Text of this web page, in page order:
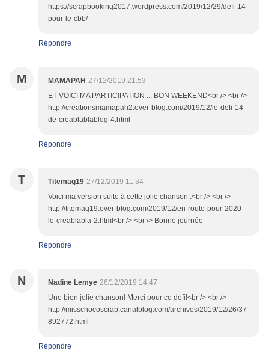
https://scrapbooking2017.wordpress.com/2019/12/29/defi-14-
pour-le-cbb/
Répondre
M MAMAPAH 27/12/2019 21:53
ET VOICI MA PARTICIPATION ... BON WEEKEND<br /> <br />
http://creationsmamapah2.over-blog.com/2019/12/le-defi-14-
de-creablablablog-4.html
Répondre
T Titemag19 27/12/2019 11:34
Voici ma version suite à cette jolie chanson :<br /> <br />
http://titemag19.over-blog.com/2019/12/en-route-pour-2020-
le-creablabla-2.html<br /> <br /> Bonne journée
Répondre
N Nadine Lemye 26/12/2019 14:47
Une bien jolie chanson! Merci pour ce défi!<br /> <br />
http://misschocoscrap.canalblog.com/archives/2019/12/26/37
892772.html
Répondre